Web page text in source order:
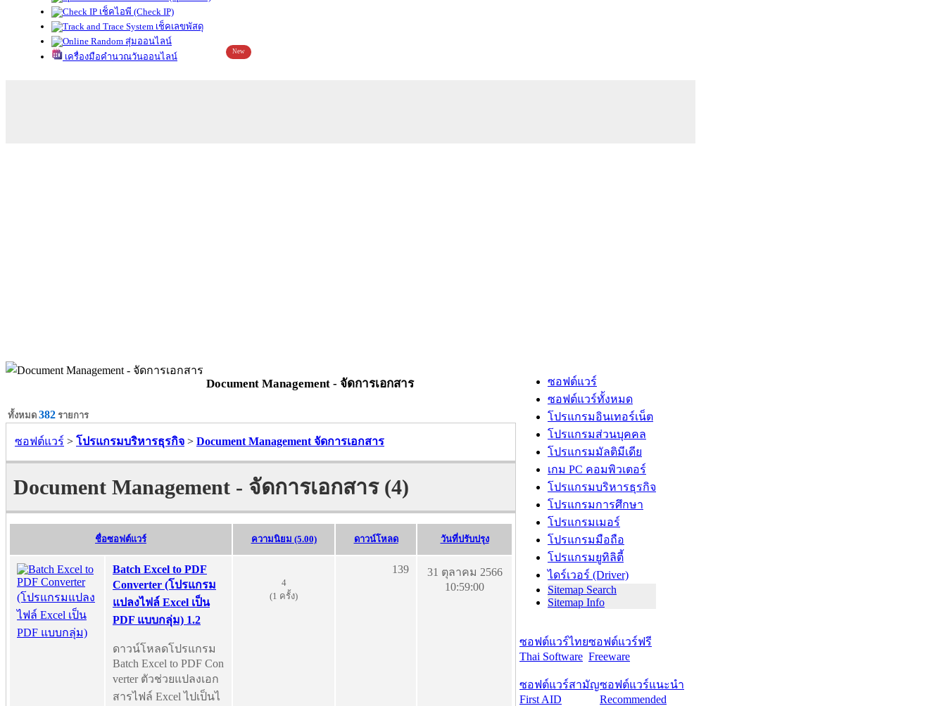
เช็คไอพี (Check IP)
เช็คเลขพัสดุ
สุ่มออนไลน์
เครื่องมือคำนวณวันออนไลน์
New
Document Management - จัดการเอกสาร
ทั้งหมด 382 รายการ
ซอฟต์แวร์ > โปรแกรมบริหารธุรกิจ > Document Management จัดการเอกสาร
Document Management - จัดการเอกสาร (4)
ชื่อซอฟต์แวร์ ความนิยม (5.00) ดาวน์โหลด วันที่ปรับปรุง
Batch Excel to PDF
Converter (โปรแกรม
แปลงไฟล์ Excel เป็น
PDF แบบกลุ่ม) 1.2
ดาวน์โหลดโปรแกรม
Batch Excel to PDF Con
verter ตัวช่วยแปลงเอก
สารไฟล์ Excel ไปเป็นไ
4
(1 ครั้ง)
139
31 ตุลาคม 2566
10:59:00
ซอฟต์แวร์
ซอฟต์แวร์ทั้งหมด
โปรแกรมอินเทอร์เน็ต
โปรแกรมส่วนบุคคล
โปรแกรมมัลติมีเดีย
เกม PC คอมพิวเตอร์
โปรแกรมบริหารธุรกิจ
โปรแกรมการศึกษา
โปรแกรมเมอร์
โปรแกรมมือถือ
โปรแกรมยูทิลิตี้
ไดร์เวอร์ (Driver)
Sitemap Search
Sitemap Info
ซอฟต์แวร์ไทย
Thai Software
ซอฟต์แวร์ฟรี
Freeware
ซอฟต์แวร์สามัญ
First AID
ซอฟต์แวร์แนะนำ
Recommended